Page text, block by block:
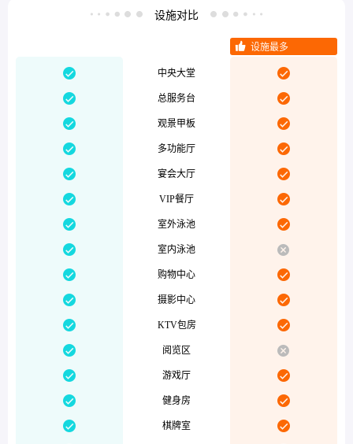
 设施对比 
 设施最多















中央大堂
总服务台
观景甲板
多功能厅
宴会大厅
VIP餐厅
室外泳池
室内泳池
购物中心
摄影中心
KTV包房
阅览区
游戏厅
健身房
棋牌室














